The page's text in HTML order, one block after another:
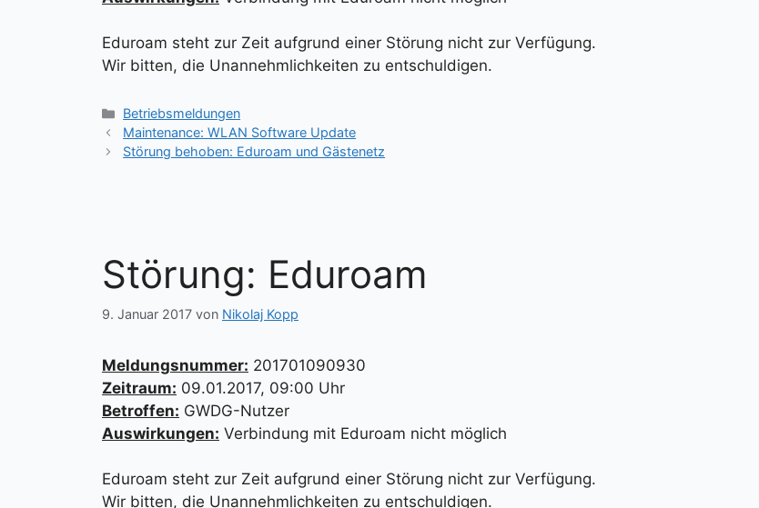
Eduroam steht zur Zeit aufgrund einer Störung nicht zur Verfügung.
Wir bitten, die Unannehmlichkeiten zu entschuldigen.
Kategorien
Betriebsmeldungen
Maintenance: WLAN Software Update
Störung behoben: Eduroam und Gästenetz
Störung: Eduroam
9. Januar 2017 von Nikolaj Kopp
Meldungsnummer: 201701090930
Zeitraum: 09.01.2017, 09:00 Uhr
Betroffen: GWDG-Nutzer
Auswirkungen: Verbindung mit Eduroam nicht möglich
Eduroam steht zur Zeit aufgrund einer Störung nicht zur Verfügung.
Wir bitten, die Unannehmlichkeiten zu entschuldigen.